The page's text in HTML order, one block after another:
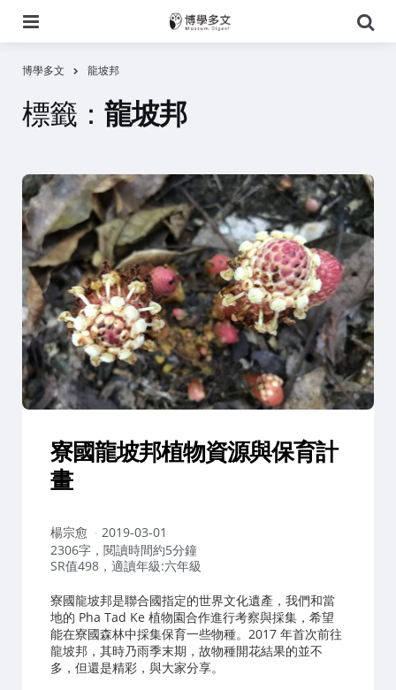
尋
博學多文 龍坡邦
標籤： 龍坡邦
寮國龍坡邦植物資源與保育計
畫
作
者：
楊宗愈
2019-03-01
2306字，閱讀時間約5分鐘
SR值498，適讀年級:六年級
寮國龍坡邦是聯合國指定的世界文化遺產，我們和當
地的 Pha Tad Ke 植物園合作進行考察與採集，希望
能在寮國森林中採集保育一些物種。2017 年首次前往
龍坡邦，其時乃雨季末期，故物種開花結果的並不
多，但還是精彩，與大家分享。